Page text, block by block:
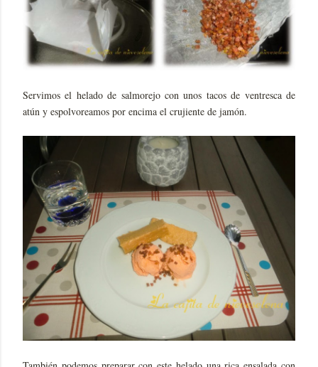
Servimos el helado de salmorejo con unos tacos de ventresca de
atún y espolvoreamos por encima el crujiente de jamón.